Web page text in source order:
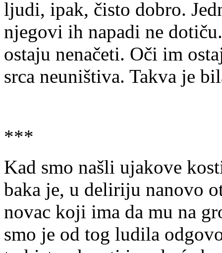
ljudi, ipak, čisto dobro.
njegovi ih napadi ne
ostaju nenačeti. Oči im
srca neuništiva. Takva je
***
Kad smo našli ujakove
baka je, u deliriju nanovo
novac koji ima da mu na
smo je od tog ludila